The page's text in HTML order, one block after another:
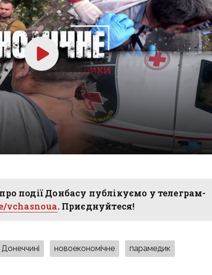
події Донбасу публікуємо у телеграм-
vchasnoua. Приєднуйтеся!
новоекономічне парамедик